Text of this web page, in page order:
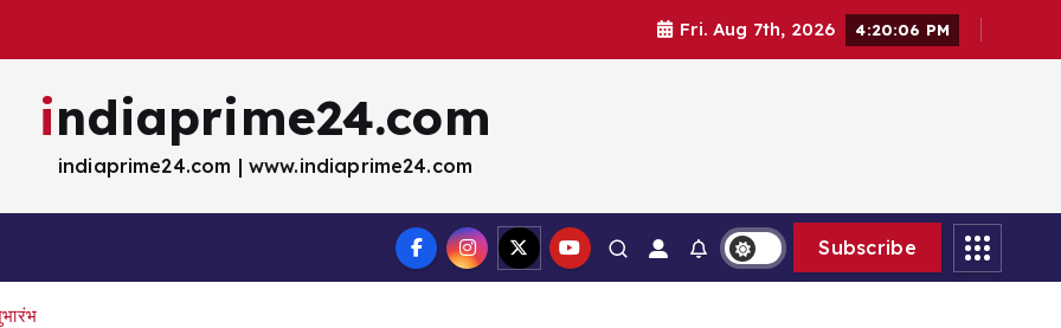
Fri. Aug 7th, 2026 4:20:07 PM
indiaprime24.com
indiaprime24.com | www.indiaprime24.com
Subscribe